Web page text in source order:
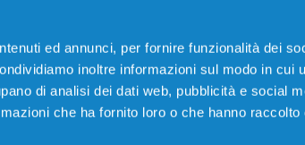
ed annunci, per fornire funzionalità dei
inoltre informazioni sul modo in cui
di analisi dei dati web, pubblicità e social
che ha fornito loro o che hanno raccolto